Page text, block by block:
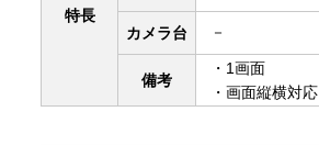
特長
カメラ台 －
備考
・1画面
・画面縦横対応